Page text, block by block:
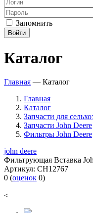
Запомнить
Войти
Каталог
Главная — Каталог
Главная
Каталог
Запчасти для
Запчасти John Deere
Фильтры John Deere
john deere
Фильтрующая Вставка
Артикул: CH12767
0 (оценок 0)
<